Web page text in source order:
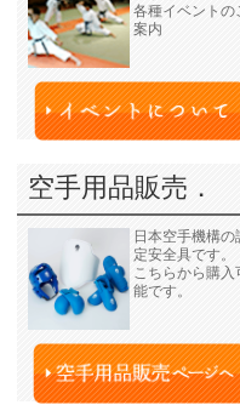
各種イベントの
案内
空手用品販売．
日本空手機構の
定安全具です。
こちらから購入
能です。